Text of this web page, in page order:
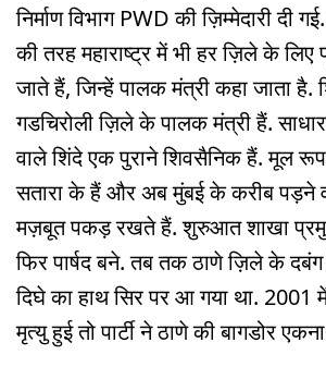
निर्माण विभाग PWD की ज़िम्मेदारी दी
की तरह महाराष्ट्र में भी हर ज़िले के लिए
जाते हैं, जिन्हें पालक मंत्री कहा जाता
गडचिरोली ज़िले के पालक मंत्री हैं.
वाले शिंदे एक पुराने शिवसैनिक हैं. मूल
सतारा के हैं और अब मुंबई के करीब पड़ने
मज़बूत पकड़ रखते हैं. शुरुआत शाखा
फिर पार्षद बने. तब तक ठाणे ज़िले के
दिघे का हाथ सिर पर आ गया था. 2001
मृत्यु हुई तो पार्टी ने ठाणे की बागडोर